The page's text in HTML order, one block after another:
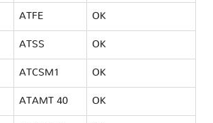
ATFE OK
ATSS OK
ATCSM1 OK
ATAMT 40 OK